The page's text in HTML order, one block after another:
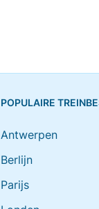
POPULAIRE
Antwerpen
Berlijn
Parijs